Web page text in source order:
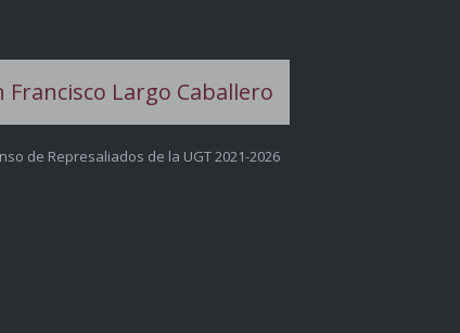
de Represaliados de la UGT 2021-2026